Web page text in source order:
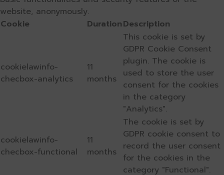
website, anonymously.
Cookie
DurationDescription
cookielawinfo-
checbox-analytics
11
months
This cookie is set by
GDPR Cookie Consent
plugin. The cookie is
used to store the user
consent for the cookies
in the category
"Analytics".
cookielawinfo-
checbox-functional
11
months
The cookie is set by
GDPR cookie consent to
record the user consent
for the cookies in the
category "Functional".